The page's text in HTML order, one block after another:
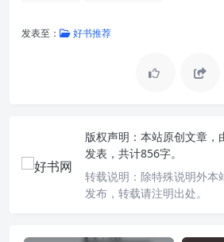
发表至： 好书推荐
版权声明： 本站原创文章，
发表，共计856字。
转载说明： 除特殊说明外本
发布，转载请注明出处。